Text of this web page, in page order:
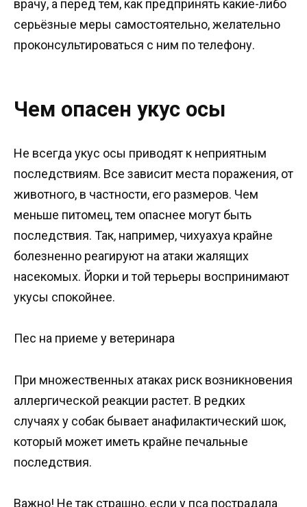
врачу, а перед тем, как предпринять какие-либо
серьёзные меры самостоятельно, желательно
проконсультироваться с ним по телефону.
Чем опасен укус осы
Не всегда укус осы приводят к неприятным
последствиям. Все зависит места поражения, от
животного, в частности, его размеров. Чем
меньше питомец, тем опаснее могут быть
последствия. Так, например, чихуахуа крайне
болезненно реагируют на атаки жалящих
насекомых. Йорки и той терьеры воспринимают
укусы спокойнее.
Пес на приеме у ветеринара
При множественных атаках риск возникновения
аллергической реакции растет. В редких
случаях у собак бывает анафилактический шок,
который может иметь крайне печальные
последствия.
Важно! Не так страшно, если у пса пострадала